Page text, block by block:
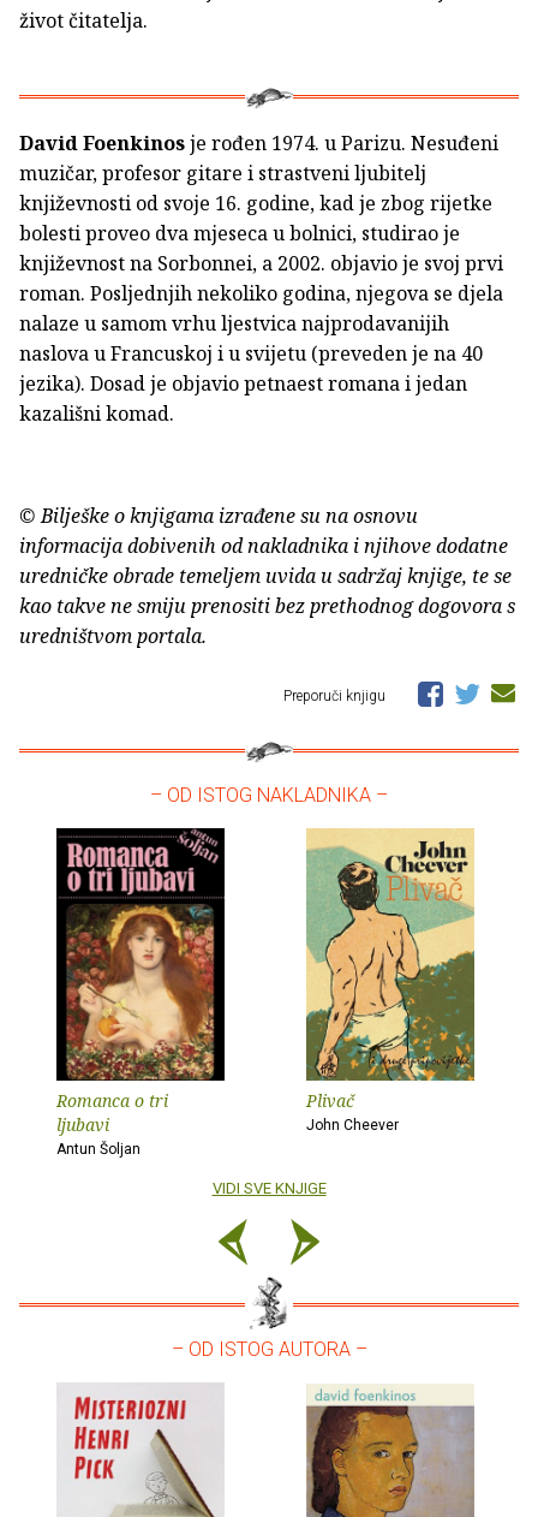
život čitatelja.
David Foenkinosje rođen 1974. u Parizu. Nesuđeni
muzičar, profesor gitare i strastveni ljubitelj
književnosti od svoje 16. godine, kad je zbog rijetke
bolesti proveo dva mjeseca u bolnici, studirao je
književnost na Sorbonnei, a 2002. objavio je svoj prvi
roman. Posljednjih nekoliko godina, njegova se djela
nalaze u samom vrhu ljestvica najprodavanijih
naslova u Francuskoj i u svijetu (preveden je na 40
jezika). Dosad je objavio petnaest romana i jedan
kazališni komad.
© Bilješke o knjigama izrađene su na osnovu
informacija dobivenih od nakladnika i njihove dodatne
uredničke obrade temeljem uvida u sadržaj knjige, te se
kao takve ne smiju prenositi bez prethodnog dogovora s
uredništvom portala.
Preporuči knjigu
– OD ISTOG NAKLADNIKA –
Romanca o tri
ljubavi
Antun Šoljan
Plivač
John Cheever
VIDI SVE KNJIGE
– OD ISTOG AUTORA –